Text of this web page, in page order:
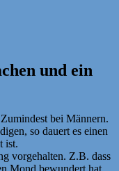
und ein
bei Männern.
so dauert es einen
ist.
vorgehalten. Z.B. dass
Mond bewundert hat.